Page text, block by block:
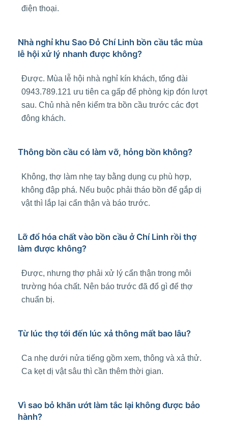
điện thoại.
Nhà nghỉ khu Sao Đỏ Chí Linh bồn cầu tắc mùa
lễ hội xử lý nhanh được không?
Được. Mùa lễ hội nhà nghỉ kín khách, tổng đài
0943.789.121 ưu tiên ca gấp để phòng kịp đón lượt
sau. Chủ nhà nên kiểm tra bồn cầu trước các đợt
đông khách.
Thông bồn cầu có làm vỡ, hỏng bồn không?
Không, thợ làm nhẹ tay bằng dụng cụ phù hợp,
không đập phá. Nếu buộc phải tháo bồn để gắp dị
vật thì lắp lại cẩn thận và báo trước.
Lỡ đổ hóa chất vào bồn cầu ở Chí Linh rồi thợ
làm được không?
Được, nhưng thợ phải xử lý cẩn thận trong môi
trường hóa chất. Nên báo trước đã đổ gì để thợ
chuẩn bị.
Từ lúc thợ tới đến lúc xả thông mất bao lâu?
Ca nhẹ dưới nửa tiếng gồm xem, thông và xả thử.
Ca kẹt dị vật sâu thì cần thêm thời gian.
Vì sao bỏ khăn ướt làm tắc lại không được bảo
hành?